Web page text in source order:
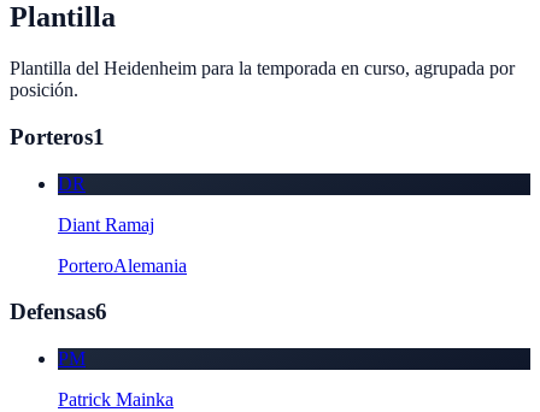
Plantilla
Plantilla del Heidenheim para la temporada en curso, agrupada por
posición.
Porteros1
DR
Diant Ramaj
PorteroAlemania
Defensas6
PM
Patrick Mainka